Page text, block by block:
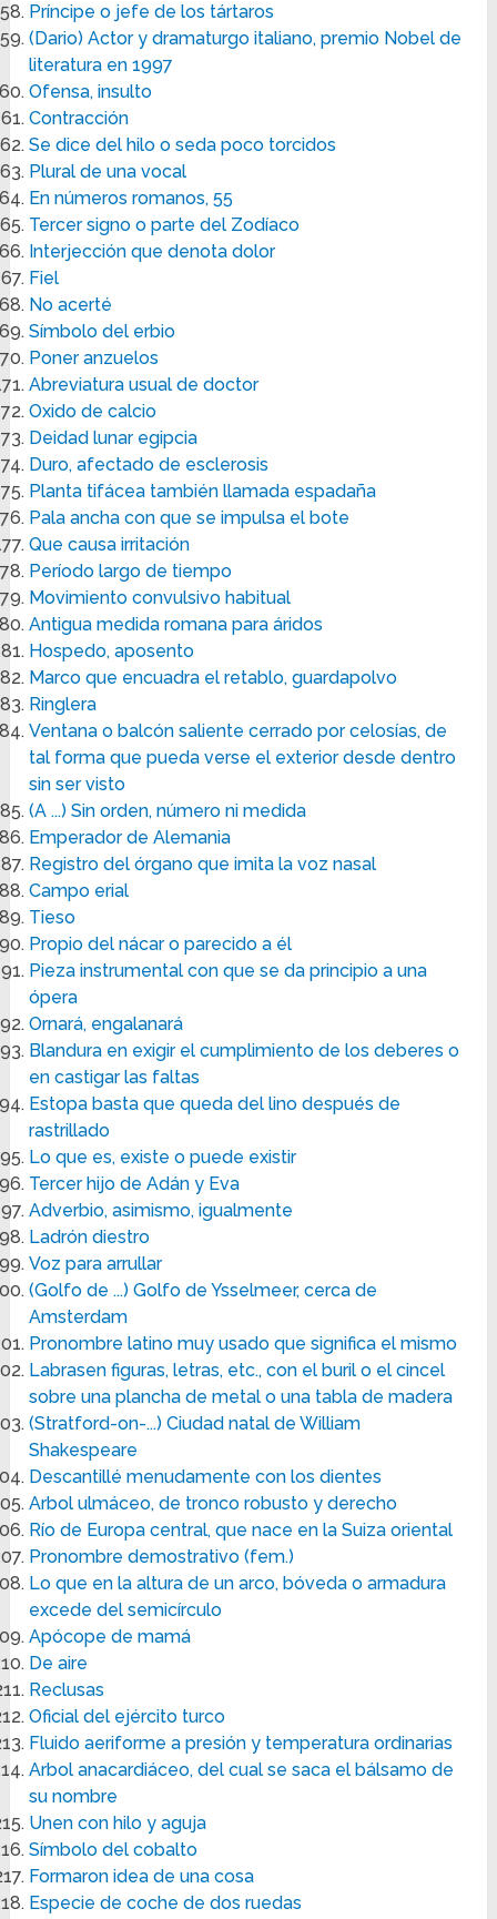
Príncipe o jefe de los tártaros
(Dario) Actor y dramaturgo italiano, premio Nobel de
literatura en 1997
Ofensa, insulto
Contracción
Se dice del hilo o seda poco torcidos
Plural de una vocal
En números romanos, 55
Tercer signo o parte del Zodíaco
Interjección que denota dolor
Fiel
No acerté
Símbolo del erbio
Poner anzuelos
Abreviatura usual de doctor
Oxido de calcio
Deidad lunar egipcia
Duro, afectado de esclerosis
Planta tifácea también llamada espadaña
Pala ancha con que se impulsa el bote
Que causa irritación
Período largo de tiempo
Movimiento convulsivo habitual
Antigua medida romana para áridos
Hospedo, aposento
Marco que encuadra el retablo, guardapolvo
Ringlera
Ventana o balcón saliente cerrado por celosías, de
tal forma que pueda verse el exterior desde dentro
sin ser visto
(A ...) Sin orden, número ni medida
Emperador de Alemania
Registro del órgano que imita la voz nasal
Campo erial
Tieso
Propio del nácar o parecido a él
Pieza instrumental con que se da principio a una
ópera
Ornará, engalanará
Blandura en exigir el cumplimiento de los deberes o
en castigar las faltas
Estopa basta que queda del lino después de
rastrillado
Lo que es, existe o puede existir
Tercer hijo de Adán y Eva
Adverbio, asimismo, igualmente
Ladrón diestro
Voz para arrullar
(Golfo de ...) Golfo de Ysselmeer, cerca de
Amsterdam
Pronombre latino muy usado que significa el mismo
Labrasen figuras, letras, etc., con el buril o el cincel
sobre una plancha de metal o una tabla de madera
(Stratford-on-...) Ciudad natal de William
Shakespeare
Descantillé menudamente con los dientes
Arbol ulmáceo, de tronco robusto y derecho
Río de Europa central, que nace en la Suiza oriental
Pronombre demostrativo (fem.)
Lo que en la altura de un arco, bóveda o armadura
excede del semicírculo
Apócope de mamá
De aire
Reclusas
Oficial del ejército turco
Fluido aeriforme a presión y temperatura ordinarias
Arbol anacardiáceo, del cual se saca el bálsamo de
su nombre
Unen con hilo y aguja
Símbolo del cobalto
Formaron idea de una cosa
Especie de coche de dos ruedas